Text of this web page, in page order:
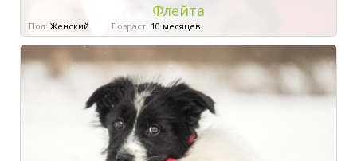
Флейта
Пол: Женский Возраст: 10 месяцев